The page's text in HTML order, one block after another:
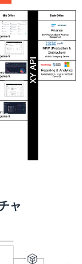
ャ